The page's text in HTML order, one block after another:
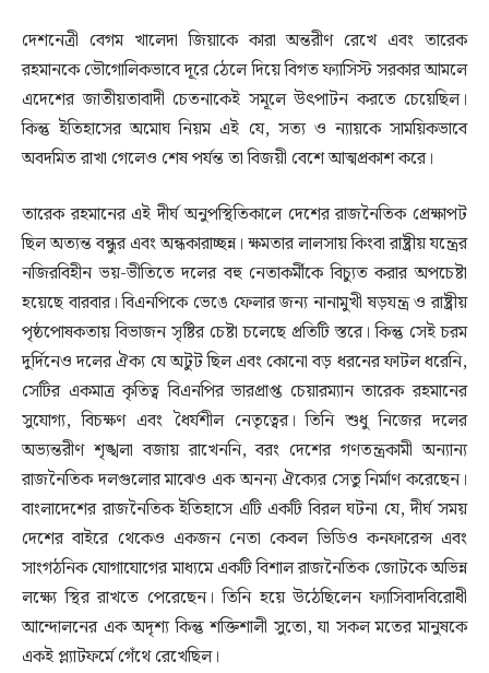
দেশনেত্রী বেগম খালেদা জিয়াকে কারা অন্তরীণ রেখে এবং তারেক
রহমানকে ভৌগোলিকভাবে দূরে ঠেলে দিয়ে বিগত ফ্যাসিস্ট সরকার আমলে
এদেশের জাতীয়তাবাদী চেতনাকেই সমূলে উৎপাটন করতে চেয়েছিল।
কিন্তু ইতিহাসের অমোঘ নিয়ম এই যে, সত্য ও ন্যায়কে সাময়িকভাবে
অবদমিত রাখা গেলেও শেষ পর্যন্ত তা বিজয়ী বেশে আত্মপ্রকাশ করে।
তারেক রহমানের এই দীর্ঘ অনুপস্থিতিকালে দেশের রাজনৈতিক প্রেক্ষাপট
ছিল অত্যন্ত বন্ধুর এবং অন্ধকারাচ্ছন্ন। ক্ষমতার লালসায় কিংবা রাষ্ট্রীয় যন্ত্রের
নজিরবিহীন ভয়-ভীতিতে দলের বহু নেতাকর্মীকে বিচ্যুত করার অপচেষ্টা
হয়েছে বারবার। বিএনপিকে ভেঙে ফেলার জন্য নানামুখী ষড়যন্ত্র ও রাষ্ট্রীয়
পৃষ্ঠপোষকতায় বিভাজন সৃষ্টির চেষ্টা চলেছে প্রতিটি স্তরে। কিন্তু সেই চরম
দুর্দিনেও দলের ঐক্য যে অটুট ছিল এবং কোনো বড় ধরনের ফাটল ধরেনি,
সেটির একমাত্র কৃতিত্ব বিএনপির ভারপ্রাপ্ত চেয়ারম্যান তারেক রহমানের
সুযোগ্য, বিচক্ষণ এবং ধৈর্যশীল নেতৃত্বের। তিনি শুধু নিজের দলের
অভ্যন্তরীণ শৃঙ্খলা বজায় রাখেননি, বরং দেশের গণতন্ত্রকামী অন্যান্য
রাজনৈতিক দলগুলোর মাঝেও এক অনন্য ঐক্যের সেতু নির্মাণ করেছেন।
বাংলাদেশের রাজনৈতিক ইতিহাসে এটি একটি বিরল ঘটনা যে, দীর্ঘ সময়
দেশের বাইরে থেকেও একজন নেতা কেবল ভিডিও কনফারেন্স এবং
সাংগঠনিক যোগাযোগের মাধ্যমে একটি বিশাল রাজনৈতিক জোটকে অভিন্ন
লক্ষ্যে স্থির রাখতে পেরেছেন। তিনি হয়ে উঠেছিলেন ফ্যাসিবাদবিরোধী
আন্দোলনের এক অদৃশ্য কিন্তু শক্তিশালী সুতো, যা সকল মতের মানুষকে
একই প্ল্যাটফর্মে গেঁথে রেখেছিল।